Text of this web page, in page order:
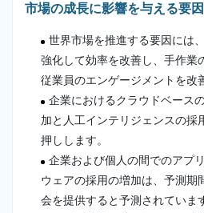
市場の成長に影響を与える要因
世界市場を推進する要因には
強化して効率を改善し、手作業
従業員のエンゲージメントを改
企業におけるクラウドベース
加と人工インテリジェンスの採
押しします。
企業および個人の間でのアプ
ウェアの採用の増加は、予測期
会を提供すると予測されていま